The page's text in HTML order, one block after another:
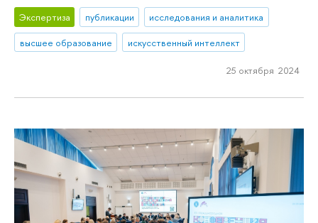
Экспертиза публикации
исследования и аналитика
высшее образование
искусственный интеллект
25 октября 2024